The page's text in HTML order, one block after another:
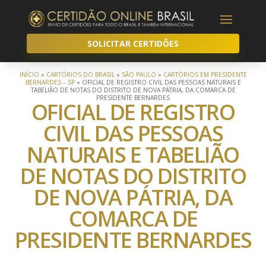
SOLICITAR CERTIDÕES
INÍCIO » CARTÓRIOS DO BRASIL» SÃO PAULO » CARTÓRIOS EM PRESIDENTE
BERNARDES – SP» OFICIAL DE REGISTRO CIVIL DAS PESSOAS NATURAIS E
TABELIÃO DE NOTAS DO DISTRITO DE NOVA PÁTRIA, DA COMARCA DE
PRESIDENTE BERNARDES
OFICIAL DE REGISTRO
CIVIL DAS PESSOAS
NATURAIS E TABELIÃO
DE NOTAS DO DISTRITO
DE NOVA PÁTRIA, DA
COMARCA DE
PRESIDENTE BERNARDES